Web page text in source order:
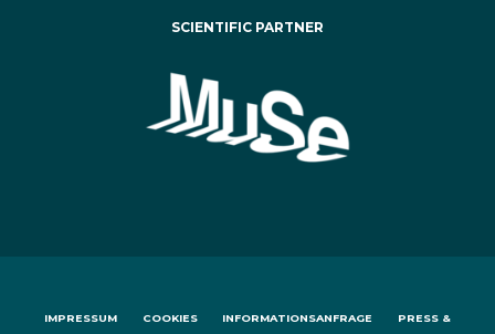
SCIENTIFIC PARTNER
IMPRESSUM COOKIES INFORMATIONSANFRAGE PRESS &